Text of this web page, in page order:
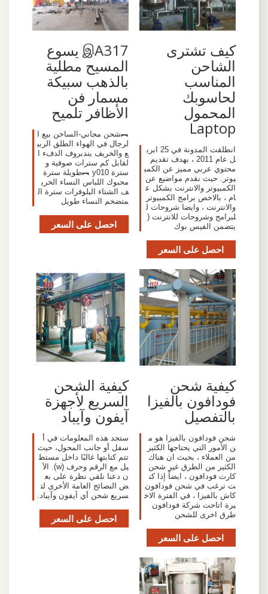
كيف تشترى
الشاحن
المناسب
لحاسوبك
المحمول
Laptop
انطلقت المدونة في 25 ابري
ل عام 2011 ، بهدف تقديم
محتوي عربي مميز عن الكمب
يوتر. حيث نقدم مواضيع عن
الكمبيوتر والانترنت بشكل ع
ام ، بالاخص برامج الكمبيوتر
والانترنت ، وايضا شروحات ل
لبرامج وشروحات للانترنت (
يتضمن الفيس بوك
احصل على السعر
இA317 يسوع
المسيح مطلية
بالذهب سبيكة
مسمار فن
الأظافر تلميح
︻شحن مجاني-الساخن بيع ا
لرجال في الهواء الطلق الربي
ع والخريف يندبروف الدفء ا
لقابل كم سترات صوفية و
سترة y010 ︻طويلة سترة
محبوك اللباس النساء الخري
ف الشتاء البلوفرات سترة ال
متضخم النساء طويل
احصل على السعر
كيفية شحن
فودافون بالفيزا
بالتفصيل
شحن فودافون بالفيزا هو م
ن الأمور التي يحتاجها الكثير
من العملاء ، بحيث ان هناك
الكثير من الطرق غير شحن
كارت فودافون ، ايضاً إذا كن
ت ترغب في شحن فودافون
كاش بالفيزا ، في الفترة الاخ
يرة اتاحت شركة فودافون
طرق اخرى للشحن
احصل على السعر
كيفية الشحن
السريع لأجهزة
آيفون وآيباد
ستجد هذه المعلومات في أ
سفل أو جانب المحول، حيث
تتم كتابتها غالبًا داخل مستط
يل مع الرقم وحرف (w). الآ
ن دعنا نلقي نظرة على بع
ض النصائح العامة الأخرى لت
سريع شحن أي آيفون وآيباد.
احصل على السعر